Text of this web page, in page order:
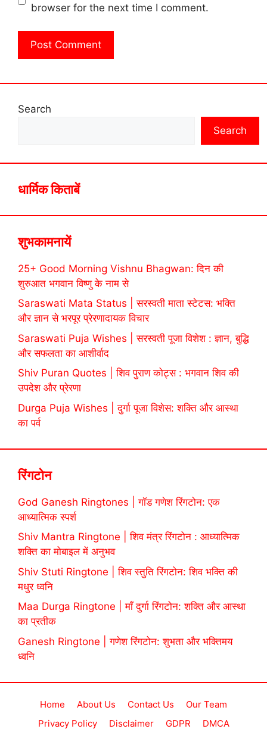
browser for the next time I comment.
Search
Search
धार्मिक किताबें
शुभकामनायें
25+ Good Morning Vishnu Bhagwan: दिन की
शुरुआत भगवान विष्णु के नाम से
Saraswati Mata Status | सरस्वती माता स्टेटस: भक्ति
और ज्ञान से भरपूर प्रेरणादायक विचार
Saraswati Puja Wishes | सरस्वती पूजा विशेश : ज्ञान, बुद्धि
और सफलता का आशीर्वाद
Shiv Puran Quotes | शिव पुराण कोट्स : भगवान शिव की
उपदेश और प्रेरणा
Durga Puja Wishes | दुर्गा पूजा विशेस: शक्ति और आस्था
का पर्व
रिंगटोन
God Ganesh Ringtones | गॉड गणेश रिंगटोन: एक
आध्यात्मिक स्पर्श
Shiv Mantra Ringtone | शिव मंत्र रिंगटोन : आध्यात्मिक
शक्ति का मोबाइल में अनुभव
Shiv Stuti Ringtone | शिव स्तुति रिंगटोन: शिव भक्ति की
मधुर ध्वनि
Maa Durga Ringtone | माँ दुर्गा रिंगटोन: शक्ति और आस्था
का प्रतीक
Ganesh Ringtone | गणेश रिंगटोन: शुभता और भक्तिमय
ध्वनि
Home About Us Contact Us
Our Team
Privacy Policy
Disclaimer GDPR DMCA